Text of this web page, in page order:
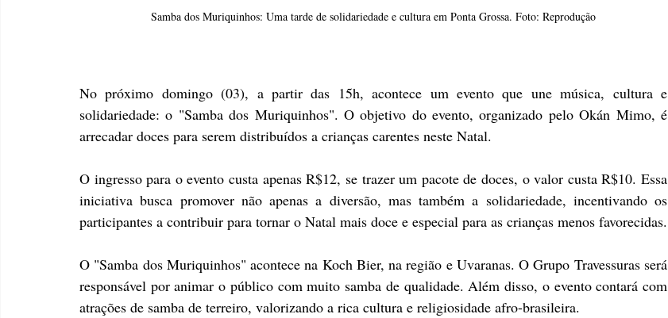
Samba dos Muriquinhos: Uma tarde de solidariedade e cultura em Ponta Grossa. Foto: Reprodução
No próximo domingo (03), a partir das 15h, acontece um evento que une música, cultura e
solidariedade: o "Samba dos Muriquinhos". O objetivo do evento, organizado pelo Okán Mimo, é
arrecadar doces para serem distribuídos a crianças carentes neste Natal.
O ingresso para o evento custa apenas R$12, se trazer um pacote de doces, o valor custa R$10. Essa
iniciativa busca promover não apenas a diversão, mas também a solidariedade, incentivando os
participantes a contribuir para tornar o Natal mais doce e especial para as crianças menos favorecidas.
O "Samba dos Muriquinhos" acontece na Koch Bier, na região e Uvaranas. O Grupo Travessuras será
responsável por animar o público com muito samba de qualidade. Além disso, o evento contará com
atrações de samba de terreiro, valorizando a rica cultura e religiosidade afro-brasileira.